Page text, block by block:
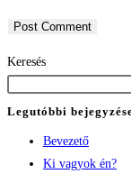
Keresés
Legutóbbi
Bevezető
Ki vagyok én?